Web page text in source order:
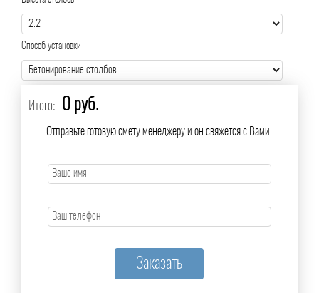
Способ установки
Итого: 0 руб.
Отправьте готовую смету менеджеру и он свяжется с Вами.